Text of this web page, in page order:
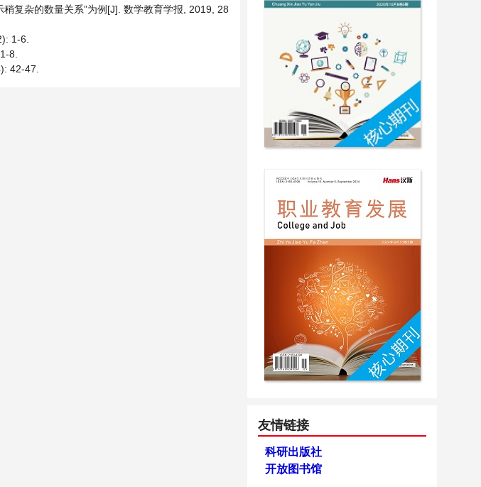
复杂的数量关系”为例[J]. 数学教育学报, 2019, 28
1-6.
8.
42-47.
友情链接
科研出版社
开放图书馆